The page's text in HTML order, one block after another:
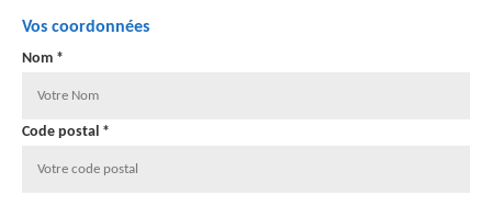
Vos coordonnées
Nom *
Code postal *